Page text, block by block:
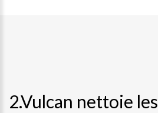
2.Vulcan nettoie les